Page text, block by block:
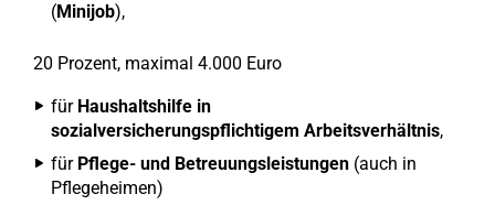
(Minijob),
20 Prozent, maximal 4.000 Euro
für Haushaltshilfe in
sozialversicherungspflichtigem Arbeitsverhältnis,
für Pflege- und Betreuungsleistungen (auch in
Pflegeheimen)